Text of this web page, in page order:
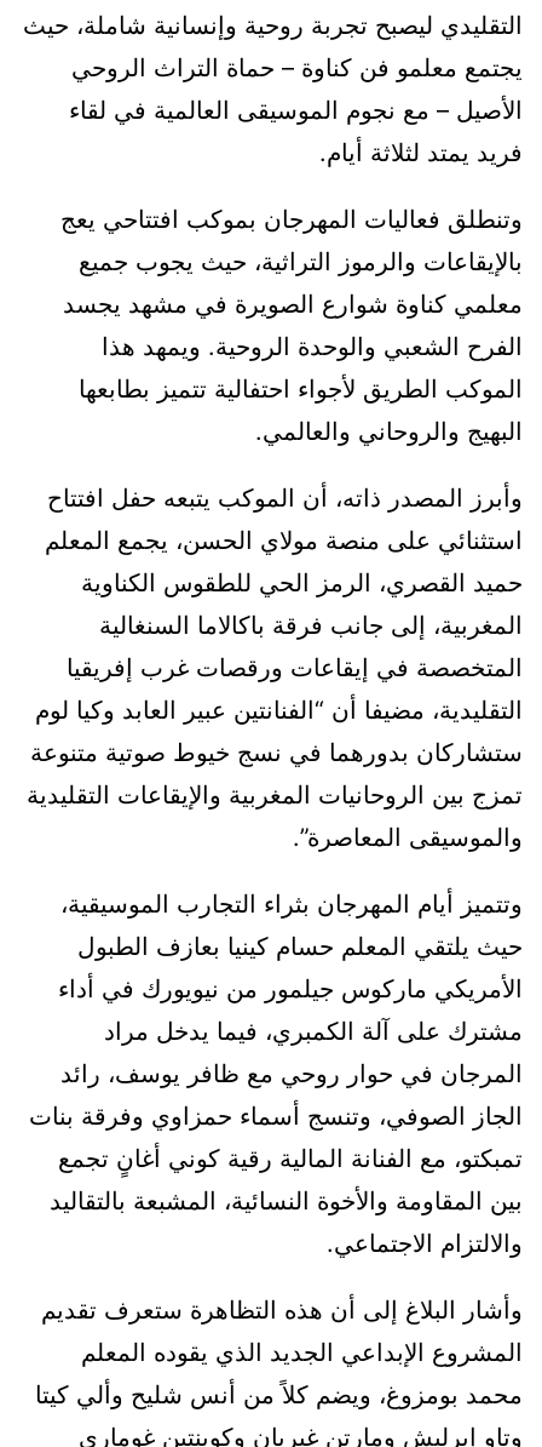
التقليدي ليصبح تجربة روحية وإنسانية شاملة، حيث
يجتمع معلمو فن كناوة – حماة التراث الروحي
الأصيل – مع نجوم الموسيقى العالمية في لقاء
فريد يمتد لثلاثة أيام.
وتنطلق فعاليات المهرجان بموكب افتتاحي يعج
بالإيقاعات والرموز التراثية، حيث يجوب جميع
معلمي كناوة شوارع الصويرة في مشهد يجسد
الفرح الشعبي والوحدة الروحية. ويمهد هذا
الموكب الطريق لأجواء احتفالية تتميز بطابعها
البهيج والروحاني والعالمي.
وأبرز المصدر ذاته، أن الموكب يتبعه حفل افتتاح
استثنائي على منصة مولاي الحسن، يجمع المعلم
حميد القصري، الرمز الحي للطقوس الكناوية
المغربية، إلى جانب فرقة باكالاما السنغالية
المتخصصة في إيقاعات ورقصات غرب إفريقيا
التقليدية، مضيفا أن “الفنانتين عبير العابد وكيا لوم
ستشاركان بدورهما في نسج خيوط صوتية متنوعة
تمزج بين الروحانيات المغربية والإيقاعات التقليدية
والموسيقى المعاصرة”.
وتتميز أيام المهرجان بثراء التجارب الموسيقية،
حيث يلتقي المعلم حسام كينيا بعازف الطبول
الأمريكي ماركوس جيلمور من نيويورك في أداء
مشترك على آلة الكمبري، فيما يدخل مراد
المرجان في حوار روحي مع ظافر يوسف، رائد
الجاز الصوفي، وتنسج أسماء حمزاوي وفرقة بنات
تمبكتو، مع الفنانة المالية رقية كوني أغانٍ تجمع
بين المقاومة والأخوة النسائية، المشبعة بالتقاليد
والالتزام الاجتماعي.
وأشار البلاغ إلى أن هذه التظاهرة ستعرف تقديم
المشروع الإبداعي الجديد الذي يقوده المعلم
محمد بومزوغ، ويضم كلاً من أنس شليح وألي كيتا
وتاو إيرليش ومارتن غيربان وكوينتين غوماري